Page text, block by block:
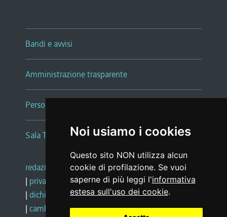
Noi usiamo i cookies
Questo sito NON utilizza alcun
cookie di profilazione. Se vuoi
saperne di più leggi l'informativa
estesa sull'uso dei cookie.
Bandi e avvisi
Amministrazione trasparente
Persone e Uffici
Sala Tiziano Tessitori
redazione web |note legali |glossario
| privacy
social media policy
| dichiarazione di accessibilità |feedback
| cambio preferenze cookie